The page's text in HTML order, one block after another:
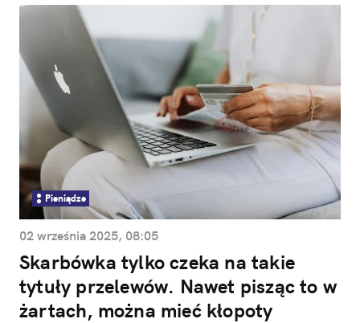
Pieniądze
02 września 2025, 08:05
Skarbówka tylko czeka na takie
tytuły przelewów. Nawet pisząc to w
żartach, można mieć kłopoty